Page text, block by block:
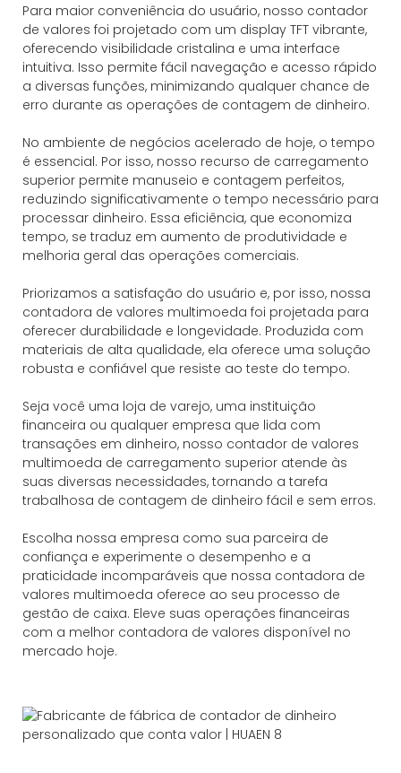
Para maior conveniência do usuário, nosso contador
de valores foi projetado com um display TFT vibrante,
oferecendo visibilidade cristalina e uma interface
intuitiva. Isso permite fácil navegação e acesso rápido
a diversas funções, minimizando qualquer chance de
erro durante as operações de contagem de dinheiro.
No ambiente de negócios acelerado de hoje, o tempo
é essencial. Por isso, nosso recurso de carregamento
superior permite manuseio e contagem perfeitos,
reduzindo significativamente o tempo necessário para
processar dinheiro. Essa eficiência, que economiza
tempo, se traduz em aumento de produtividade e
melhoria geral das operações comerciais.
Priorizamos a satisfação do usuário e, por isso, nossa
contadora de valores multimoeda foi projetada para
oferecer durabilidade e longevidade. Produzida com
materiais de alta qualidade, ela oferece uma solução
robusta e confiável que resiste ao teste do tempo.
Seja você uma loja de varejo, uma instituição
financeira ou qualquer empresa que lida com
transações em dinheiro, nosso contador de valores
multimoeda de carregamento superior atende às
suas diversas necessidades, tornando a tarefa
trabalhosa de contagem de dinheiro fácil e sem erros.
Escolha nossa empresa como sua parceira de
confiança e experimente o desempenho e a
praticidade incomparáveis ​​que nossa contadora de
valores multimoeda oferece ao seu processo de
gestão de caixa. Eleve suas operações financeiras
com a melhor contadora de valores disponível no
mercado hoje.